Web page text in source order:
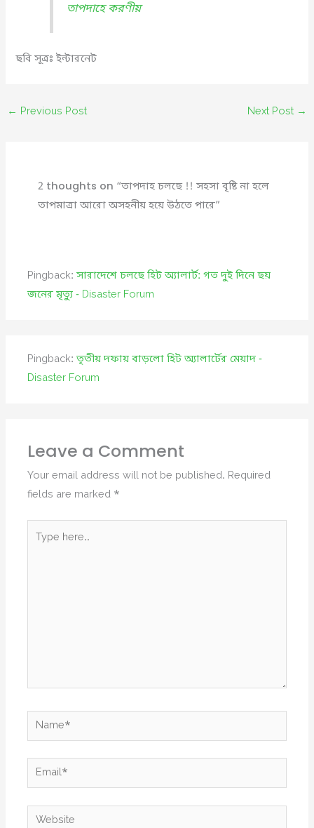
তাপদাহে করণীয়
ছবি সূত্রঃ ইন্টারনেট
← Previous Post Next Post →
2 thoughts on “তাপদাহ চলছে !! সহসা বৃষ্টি না হলে
তাপমাত্রা আরো অসহনীয় হয়ে উঠতে পারে”
Pingback:সারাদেশে চলছে হিট অ্যালার্ট: গত দুই দিনে ছয়
জনের মৃত্যু - Disaster Forum
Pingback:তৃতীয় দফায় বাড়লো হিট অ্যালার্টের মেয়াদ -
Disaster Forum
Leave a Comment
Your email address will not be published. Required
fields are marked *
Name*
Email*
Website